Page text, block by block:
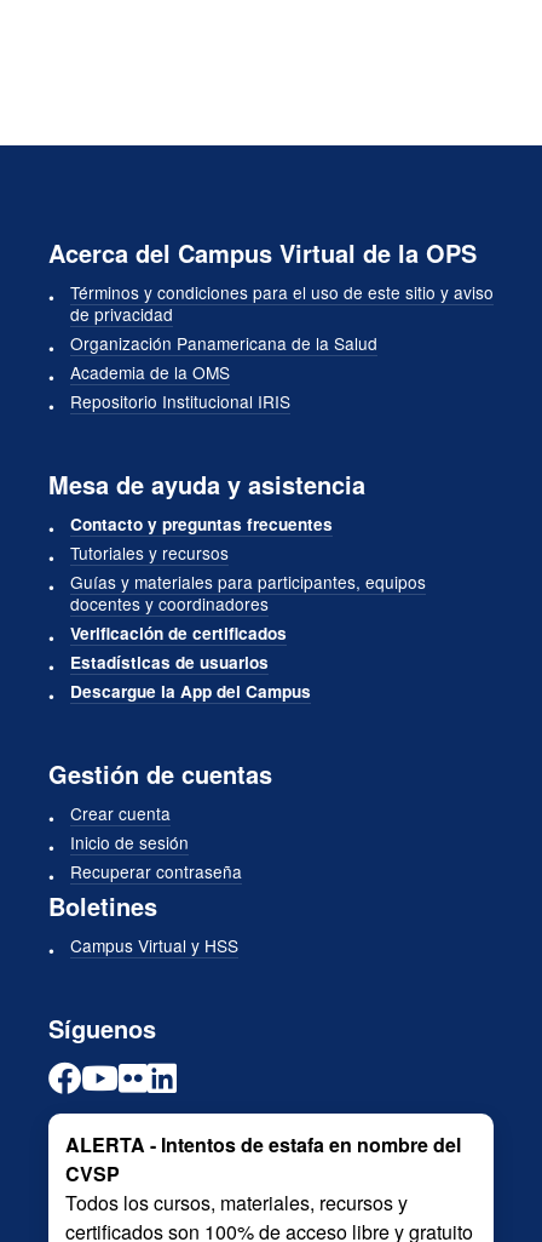
Acerca del Campus Virtual de la OPS
Términos y condiciones para el uso de este sitio y aviso
de privacidad
Organización Panamericana de la Salud
Academia de la OMS
Repositorio Institucional IRIS
Mesa de ayuda y asistencia
Contacto y preguntas frecuentes
Tutoriales y recursos
Guías y materiales para participantes, equipos
docentes y coordinadores
Verificación de certificados
Estadísticas de usuarios
Descargue la App del Campus
Gestión de cuentas
Crear cuenta
Inicio de sesión
Recuperar contraseña
Boletines
Campus Virtual y HSS
Síguenos
ALERTA - Intentos de estafa en nombre del
CVSP
Todos los cursos, materiales, recursos y
certificados son 100% de acceso libre y gratuito